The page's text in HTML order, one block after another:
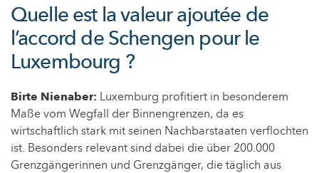
Quelle est la valeur ajoutée de
l’accord de Schengen pour le
Luxembourg ?
Birte Nienaber: Luxemburg profitiert in besonderem
Maße vom Wegfall der Binnengrenzen, da es
wirtschaftlich stark mit seinen Nachbarstaaten verflochten
ist. Besonders relevant sind dabei die über 200.000
Grenzgängerinnen und Grenzgänger, die täglich aus